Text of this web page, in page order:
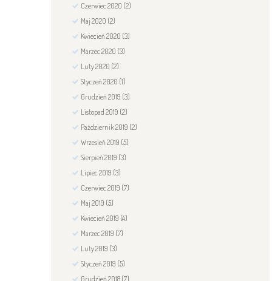
Czerwiec2020 (2)
Maj2020 (2)
Kwiecień2020 (3)
Marzec2020 (3)
Luty2020 (2)
Styczeń2020 (1)
Grudzień2019 (3)
Listopad2019 (2)
Październik2019 (2)
Wrzesień2019 (5)
Sierpień2019 (3)
Lipiec2019 (3)
Czerwiec2019 (7)
Maj2019 (5)
Kwiecień2019 (4)
Marzec2019 (7)
Luty2019 (3)
Styczeń2019 (5)
Grudzień2018 (7)